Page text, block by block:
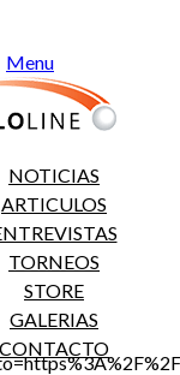
Menu
NOTICIAS
ARTICULOS
TORNEOS
STORE
GALERIAS
CONTACTO